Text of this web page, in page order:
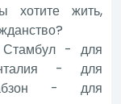
хотите жить,
Стамбул - для
- для
- для